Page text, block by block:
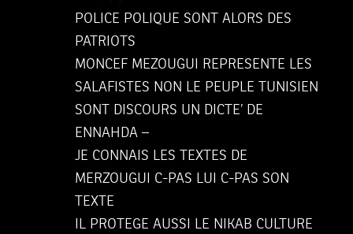
POLICE POLIQUE SONT ALORS DES
PATRIOTS
MONCEF MEZOUGUI REPRESENTE LES
SALAFISTES NON LE PEUPLE TUNISIEN
SONT DISCOURS UN DICTE’ DE
ENNAHDA –
JE CONNAIS LES TEXTES DE
MERZOUGUI C-PAS LUI C-PAS SON
TEXTE
IL PROTEGE AUSSI LE NIKAB CULTURE